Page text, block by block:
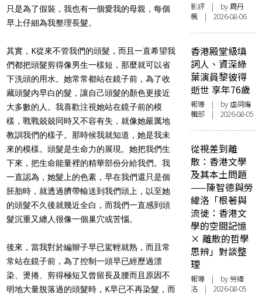
只是為了假裝，我也有一個愛我的母親，每個
早上仔細為我整理長髮。
其實，K從來不管我們的頭髮，而且一直希望我
們都把頭髮剪得像男生一樣短，那麼就可以省
下洗頭的用水。她常常都站在鏡子前，為了收
藏頭髮內早白的髮，讓自己頭髮的顏色更接近
大多數的人。我喜歡注視她站在鏡子前的模
樣，戰戰兢兢同時又不容有失，就像她嚴厲地
教訓我們的樣子。那時候我就知道，她是我未
來的模樣。頭髮是生命力的展現。她把我們生
下來，把生命能量裡的精華部份分給我們。我
一直認為，她髮上的色素，早在我們還只是個
胚胎時，就透過臍帶輸送到我們頭上，以至她
的頭髮不久後就幾近全白，而我們一直感到頭
髮沉重又纏人很像一個巢穴或苦惱。
後來，當我對於編辮子早已駕輕就熟，而且常
常站在鏡子前，為了控制一頭早已經歷過漂
染、燙捲、剪得極短又曾留長及腰而且原因不
明地大量脫落過的頭髮時，K早已不再染髮，而
影評 | by周丹
楓 | 2026-08-06
香港殿堂級填
詞人、資深綠
葉演員黎彼得
逝世 享年76歲
報導 | by 虛詞編
輯部 | 2026-08-05
從視差到離
散：香港文學
及其本土問題
——陳智德與勞
緯洛「根著與
流徙：香港文
學的空間記憶
× 離散的哲學
思辨」對談整
理
報導 | by 勞緯
洛 | 2026-08-05